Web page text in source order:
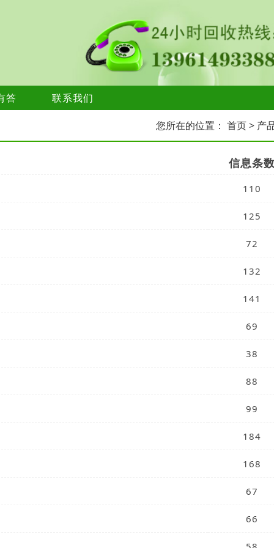
答 联系我们
您所在的位置： 首页> 产
信息条
110
125
72
132
141
69
38
88
99
184
168
67
66